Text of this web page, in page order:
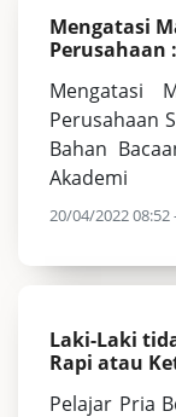
Mengatasi
Perusahaan
Mengatasi
Bahan
Akademi
20/04/2022 08:52
Laki-Laki
Rapi atau
Pelajar Pria